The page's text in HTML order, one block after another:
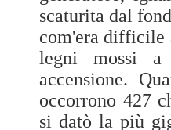
scaturita dal
com'era difficile
legni mossi a
accensione.
occorrono 427
si datò la più